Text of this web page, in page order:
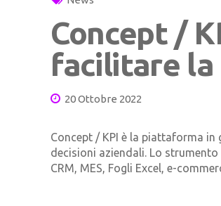
Concept /
facilitare
20 Ottobre 2022
Concept / KPI è la piattaforma
decisioni aziendali. Lo
CRM, MES, Fogli Excel, e-